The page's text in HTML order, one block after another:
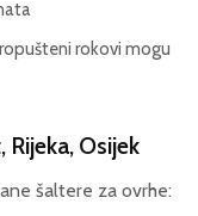
rokovi mogu
Rijeka, Osijek
šaltere za ovrhe: